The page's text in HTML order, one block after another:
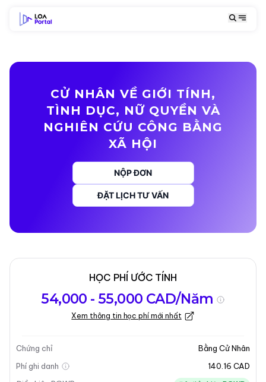
CỬ NHÂN VỀ GIỚI TÍNH,
TÌNH DỤC, NỮ QUYỀN VÀ
NGHIÊN CỨU CÔNG BẰNG
XÃ HỘI
NỘP ĐƠN
ĐẶT LỊCH TƯ VẤN
chương trình
Học
Kỳ nhập học
Cập nhật lần cuối vào 05-01-2026
Tổng quan về chương trình
HỌC PHÍ ƯỚC TÍNH
54,000 - 55,000 CAD/Năm
Xem thông tin học phí mới nhất
Chứng chỉ
Bằng Cử Nhân
Phí ghi danh
140.16 CAD